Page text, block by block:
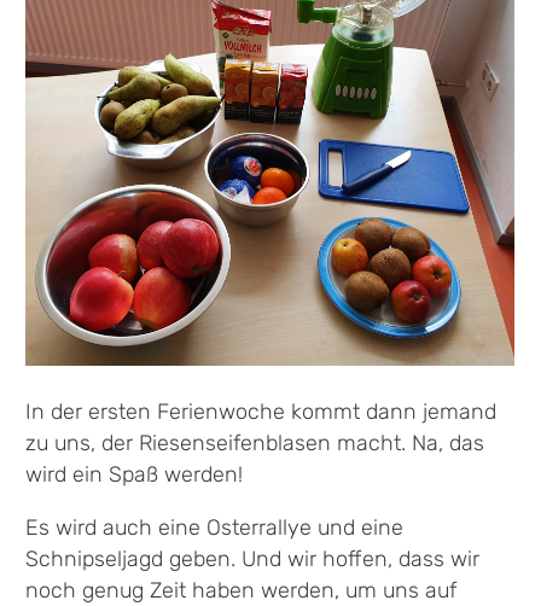
In der ersten Ferienwoche kommt dann jemand
zu uns, der Riesenseifenblasen macht. Na, das
wird ein Spaß werden!
Es wird auch eine Osterrallye und eine
Schnipseljagd geben. Und wir hoffen, dass wir
noch genug Zeit haben werden, um uns auf